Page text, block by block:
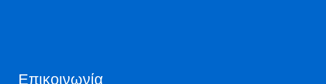
Επικοινωνία